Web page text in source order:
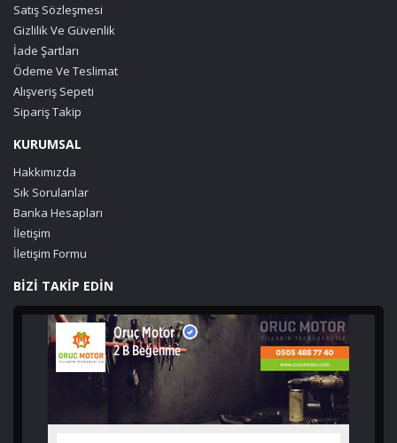
Satış Sözleşmesi
Gizlilik Ve Güvenlik
İade Şartları
Ödeme Ve Teslimat
Alışveriş Sepeti
Sipariş Takip
KURUMSAL
Hakkımızda
Sık Sorulanlar
Banka Hesapları
İletişim
İletişim Formu
BİZİ TAKİP EDİN